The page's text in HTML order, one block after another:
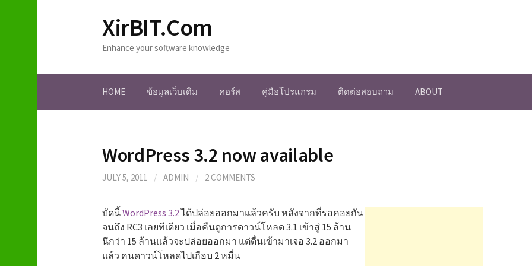
o
XirBIT.Com
Enhance your software knowledge
HOME ข้อมูลเว็บเดิม คอร์ส คู่มือโปรแกรม ติดต่อสอบถาม ABOUT
WordPress 3.2 now available
JULY 5, 2011 / ADMIN / 2 COMMENTS
บัดนี้WordPress 3.2ได้ปล่อยออกมาแล้วครับ หลังจากที่รอคอยกัน
จนถึง RC3 เลยทีเดียว เมื่อคืนดูการดาวน์โหลด 3.1 เข้าสู่ 15 ล้าน
นึกว่า 15 ล้านแล้วจะปล่อยออกมา แต่ตื่นเข้ามาเจอ 3.2 ออกมา
แล้ว คนดาวน์โหลดไปเกือบ 2 หมื่น